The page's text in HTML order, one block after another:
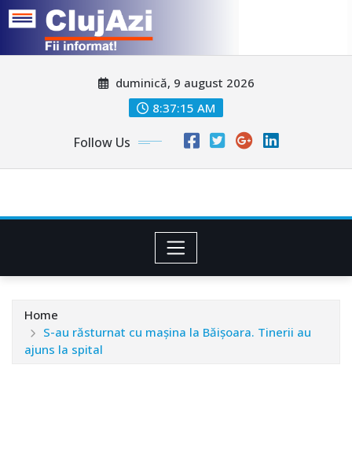
duminică, 9 august 2026
8:37:18 AM
Follow Us
Home
S-au răsturnat cu mașina la Băișoara. Tinerii au
ajuns la spital